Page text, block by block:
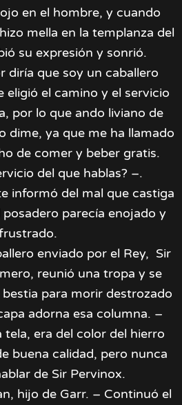
en el hombre, y cuando
mella en la templanza del
su expresión y sonrió.
diría que soy un caballero
eligió el camino y el servicio
por lo que ando liviano de
dime, ya que me ha llamado
de comer y beber gratis.
del que hablas? –.
informó del mal que castiga
parecía enojado y
enviado por el Rey, Sir
reunió una tropa y se
para morir destrozado
adorna esa columna. –
era del color del hierro
buena calidad, pero nunca
de Sir Pervinox.
hijo de Garr. – Continuó el